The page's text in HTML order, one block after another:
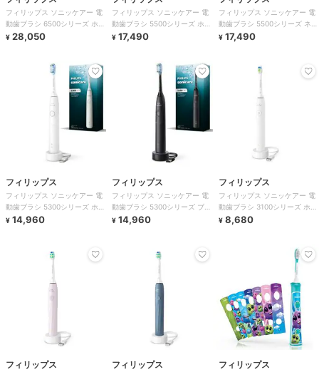
フィリップス ソニッケアー 電
動歯ブラシ 6500シリーズ ホワ
イト
¥ 28,050
フィリップス ソニッケアー 電
動歯ブラシ 5500シリーズ ホワ
イト
¥ 17,490
フィリップス ソニッケアー 電
動歯ブラシ 5500シリーズ ネイ
ビーブルー
¥ 17,490
フィリップス
フィリップス ソニッケアー 電
動歯ブラシ 5300シリーズ ホワ
イト
¥ 14,960
フィリップス
フィリップス ソニッケアー 電
動歯ブラシ 5300シリーズ ブラ
ック
¥ 14,960
フィリップス
フィリップス ソニッケアー 電
動歯ブラシ 3100シリーズ ホワ
イト
¥ 8,680
フィリップス フィリップス フィリップス